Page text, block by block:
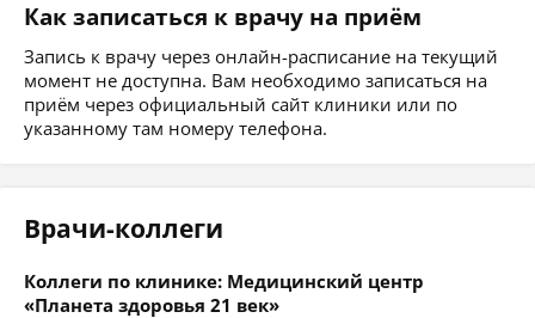
Как записаться к врачу на приём
Запись к врачу через онлайн-расписание на текущий
момент не доступна. Вам необходимо записаться на
приём через официальный сайт клиники или по
указанному там номеру телефона.
Врачи-коллеги
Коллеги по клинике: Медицинский центр
«Планета здоровья 21 век»